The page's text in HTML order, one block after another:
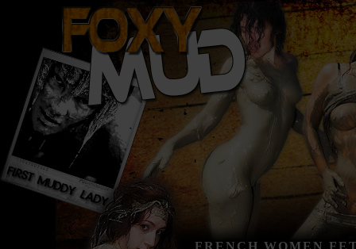
FRENCH WOMEN